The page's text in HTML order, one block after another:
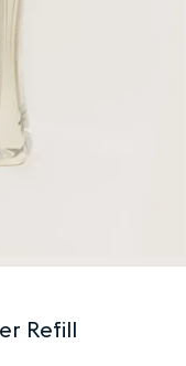
Refill